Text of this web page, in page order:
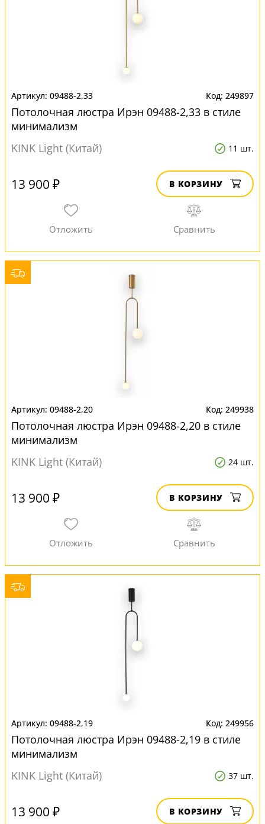
09488-2,33 249897
Потолочная люстра Ирэн 09488-2,33 в стиле
минимализм
KINK Light (Китай)
11 шт.
13 900 ₽ В КОРЗИНУ
09488-2,20 249938
Потолочная люстра Ирэн 09488-2,20 в стиле
минимализм
KINK Light (Китай)
24 шт.
13 900 ₽ В КОРЗИНУ
09488-2,19 249956
Потолочная люстра Ирэн 09488-2,19 в стиле
минимализм
KINK Light (Китай)
37 шт.
13 900 ₽ В КОРЗИНУ